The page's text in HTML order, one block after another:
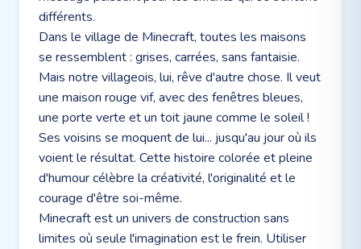
différents.
Dans le village de Minecraft, toutes les maisons
se ressemblent : grises, carrées, sans fantaisie.
Mais notre villageois, lui, rêve d'autre chose. Il veut
une maison rouge vif, avec des fenêtres bleues,
une porte verte et un toit jaune comme le soleil !
Ses voisins se moquent de lui... jusqu'au jour où ils
voient le résultat. Cette histoire colorée et pleine
d'humour célèbre la créativité, l'originalité et le
courage d'être soi-même.
Minecraft est un univers de construction sans
limites où seule l'imagination est le frein. Utiliser